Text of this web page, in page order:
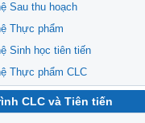
Sau thu hoạch
Thực phẩm
Sinh học tiên tiến
Thực phẩm CLC
CLC và Tiên tiến